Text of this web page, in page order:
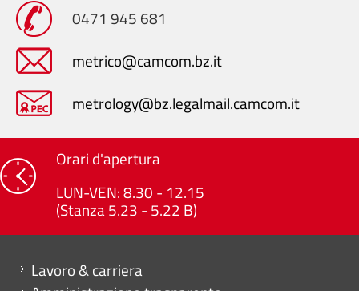
0471 945 681
metrico@camcom.bz.it
metrology@bz.legalmail.camcom.it
Orari d'apertura
LUN-VEN: 8.30 - 12.15
(Stanza 5.23 - 5.22 B)
Mini menu di servizio
Lavoro & carriera